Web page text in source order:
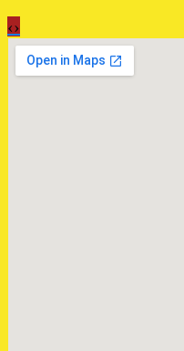
Загружена мкпп MAZDA
TRIBUTE 2.0 4wd
‹›